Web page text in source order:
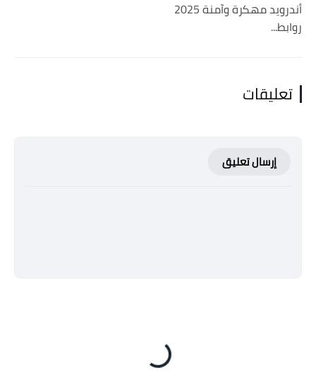
أندرويد مهكرة وآمنة 2025
روابط...
تعليقات
إرسال تعليق